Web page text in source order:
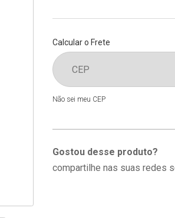
Calcular o Frete
Não sei meu CEP
Gostou desse produto?
compartilhe nas suas redes